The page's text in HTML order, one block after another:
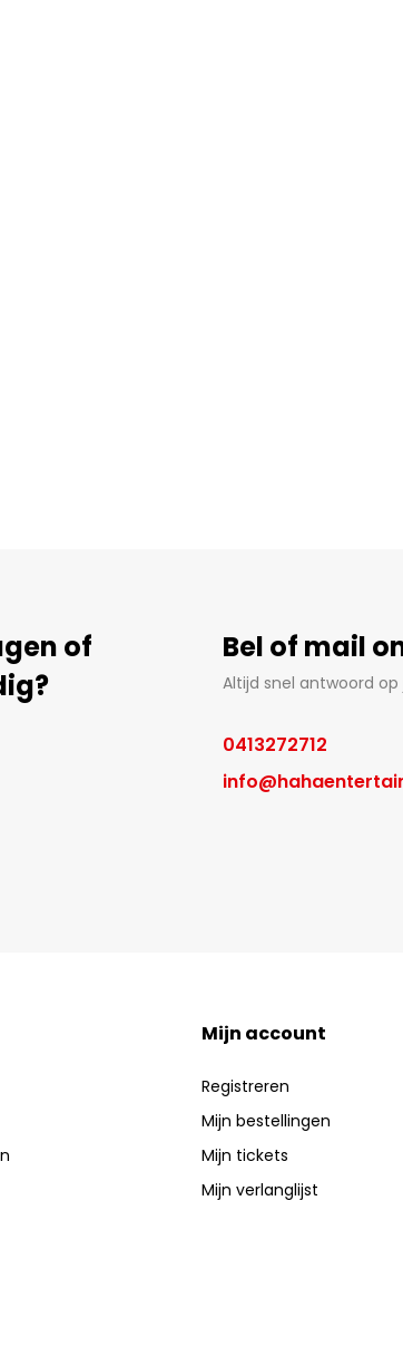
of
Bel of mail
Altijd snel antwoord op
0413272712
Mijn account
Registreren
Mijn bestellingen
Mijn tickets
Mijn verlanglijst